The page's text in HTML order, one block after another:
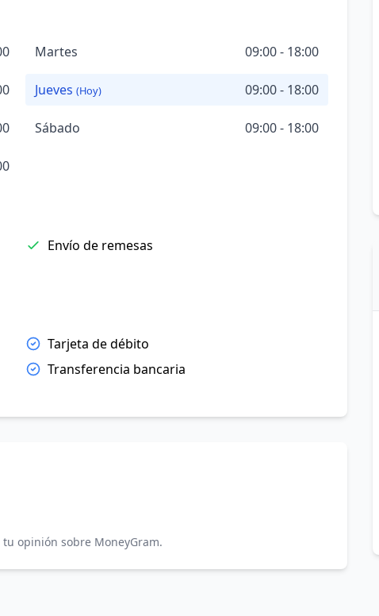
Martes 09:00 - 18:00
Jueves (Hoy) 09:00 - 18:00
Sábado 09:00 - 18:00
Envío de remesas
Tarjeta de débito
Transferencia bancaria
opinión sobre MoneyGram.